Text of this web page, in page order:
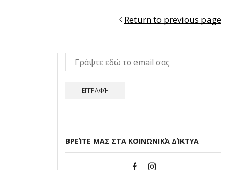
Return to previous page
ΒΡΕΊΤΕ ΜΑΣ ΣΤΑ ΚΟΙΝΩΝΙΚΆ ΔΊΚΤΥΑ